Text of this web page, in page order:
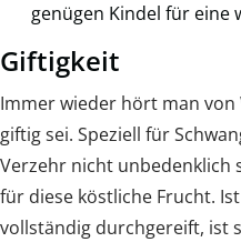
genügen Kindel für eine
Giftigkeit
Immer wieder hört man von
giftig sei. Speziell für
Verzehr nicht unbedenklich
für diese köstliche Frucht.
vollständig durchgereift, ist